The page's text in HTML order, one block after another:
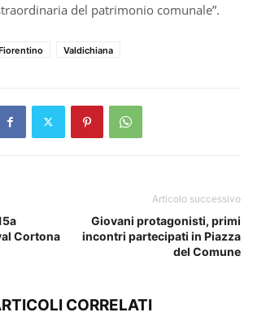
del patrimonio comunale”.
Valdichiana
Cortona
Articolo successivo
Giovani protagonisti, primi
incontri partecipati in Piazza
del Comune
CORRELATI